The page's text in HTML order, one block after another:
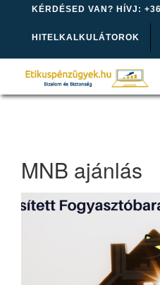
KÉRDÉSED VAN? HÍVJ:
HITELKALKULÁTOROK
MNB ajánlás